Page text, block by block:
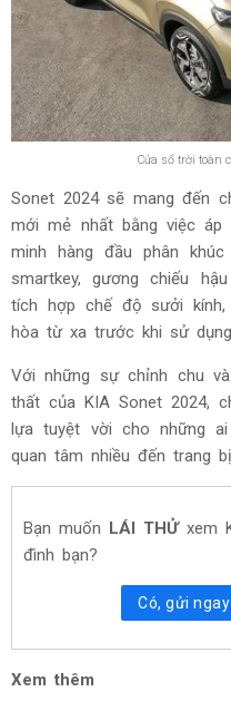
Cửa sổ trời toàn
Sonet 2024 sẽ mang đến
mới mẻ nhất bằng việc áp
minh hàng đầu phân
smartkey, gương chiếu
tích hợp chế độ sưởi
hòa từ xa trước khi sử
Với những sự chỉnh chu
thất của KIA Sonet 2024,
lựa tuyệt vời cho những
quan tâm nhiều đến trang
Bạn muốn LÁI THỬxem
đình bạn?
Có, gửi
Xem thêm